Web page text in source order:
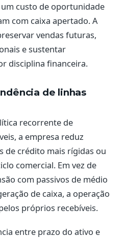
custo de oportunidade
com caixa apertado. A
vendas futuras,
e sustentar
disciplina financeira.
de linhas
recorrente de
a empresa reduz
de crédito mais rígidas ou
comercial. Em vez de
com passivos de médio
de caixa, a operação
próprios recebíveis.
entre prazo do ativo e